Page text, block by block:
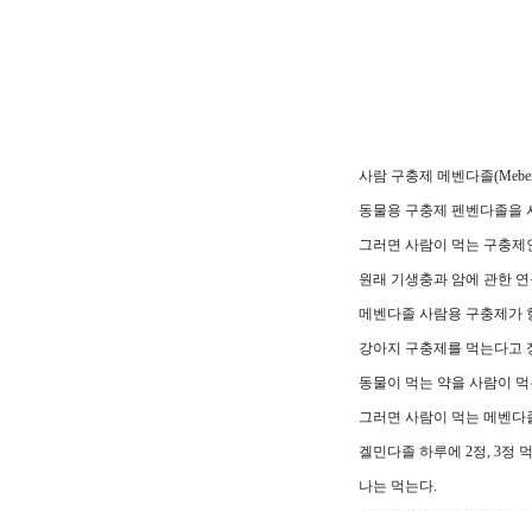
사람 구충제 메벤다졸
동물용 구충제 펜벤다졸을
그러면 사람이 먹는 구충
원래 기생충과 암에 관한
메벤다졸 사람용 구충제가
강아지 구충제를 먹는다고
동물이 먹는 약을 사람이
그러면 사람이 먹는 메벤다
겔민다졸 하루에 2정, 3정
나는 먹는다.